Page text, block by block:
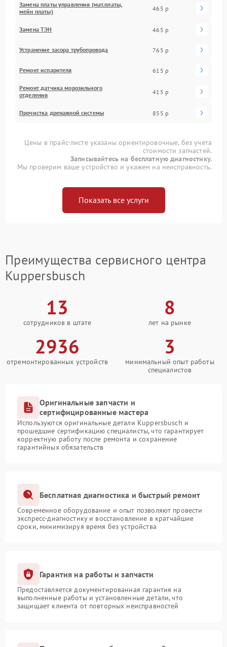
Замена платы управления (мат.платы,
мейн платы)
465 р
Замена ТЭН 465 р
Устранение засора трубопровода 765 р
Ремонт испарителя 615 р
Ремонт датчика морозильного
отделения
415 р
Прочистка дренажной системы 855 р
Цены в прайс-листе указаны ориентировочные, без учета
стоимости запчастей.
Записывайтесь на бесплатную диагностику.
Мы проверим ваше устройство и укажем на неисправность.
Показать все услуги
Преимущества сервисного центра
Kuppersbusch
13
сотрудников в штате
8
лет на рынке
2936
отремонтированных устройств
3
минимальный опыт работы
специалистов
Оригинальные запчасти и
сертифицированные мастера
Используются оригинальные детали Kuppersbusch и
прошедшие сертификацию специалисты, что гарантирует
корректную работу после ремонта и сохранение
гарантийных обязательств
Бесплатная диагностика и быстрый ремонт
Современное оборудование и опыт позволяют провести
экспресс-диагностику и восстановление в кратчайшие
сроки, минимизируя время без устройства
Гарантия на работы и запчасти
Предоставляется документированная гарантия на
выполненные работы и установленные детали, что
защищает клиента от повторных неисправностей